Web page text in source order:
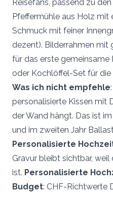
Reisefans, passend zu
Pfeffermühle aus Holz mit
Schmuck mit feiner
dezent). Bilderrahmen mit
für das erste gemeinsame
oder Kochlöffel-Set für die
Was ich nicht empfehle
personalisierte Kissen mit
der Wand hängt. Das ist
und im zweiten Jahr
Personalisierte
Gravur bleibt sichtbar,
ist. Personalisierte
Budget: CHF-Richtwerte